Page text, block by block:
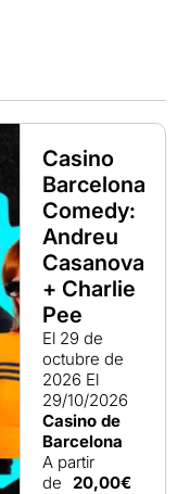
Casino
Barcelona
Comedy:
Andreu
Casanova
+ Charlie
Pee
El 29 de
octubre de
2026 El
29/10/2026
Casino de
Barcelona
A partir
de
20,00€